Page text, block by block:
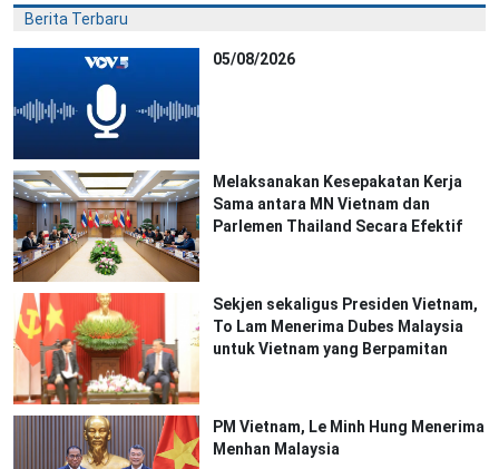
Berita Terbaru
05/08/2026
Melaksanakan Kesepakatan Kerja
Sama antara MN Vietnam dan
Parlemen Thailand Secara Efektif
Sekjen sekaligus Presiden Vietnam,
To Lam Menerima Dubes Malaysia
untuk Vietnam yang Berpamitan
PM Vietnam, Le Minh Hung Menerima
Menhan Malaysia